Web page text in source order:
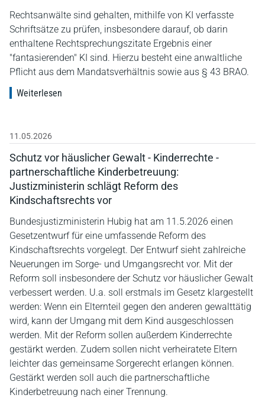
Rechtsanwälte sind gehalten, mithilfe von KI verfasste
Schriftsätze zu prüfen, insbesondere darauf, ob darin
enthaltene Rechtsprechungszitate Ergebnis einer
"fantasierenden" KI sind. Hierzu besteht eine anwaltliche
Pflicht aus dem Mandatsverhältnis sowie aus § 43 BRAO.
Weiterlesen
11.05.2026
Schutz vor häuslicher Gewalt - Kinderrechte -
partnerschaftliche Kinderbetreuung:
Justizministerin schlägt Reform des
Kindschaftsrechts vor
Bundesjustizministerin Hubig hat am 11.5.2026 einen
Gesetzentwurf für eine umfassende Reform des
Kindschaftsrechts vorgelegt. Der Entwurf sieht zahlreiche
Neuerungen im Sorge- und Umgangsrecht vor. Mit der
Reform soll insbesondere der Schutz vor häuslicher Gewalt
verbessert werden. U.a. soll erstmals im Gesetz klargestellt
werden: Wenn ein Elternteil gegen den anderen gewalttätig
wird, kann der Umgang mit dem Kind ausgeschlossen
werden. Mit der Reform sollen außerdem Kinderrechte
gestärkt werden. Zudem sollen nicht verheiratete Eltern
leichter das gemeinsame Sorgerecht erlangen können.
Gestärkt werden soll auch die partnerschaftliche
Kinderbetreuung nach einer Trennung.